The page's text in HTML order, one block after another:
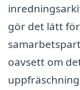
gör det lätt
oavsett om